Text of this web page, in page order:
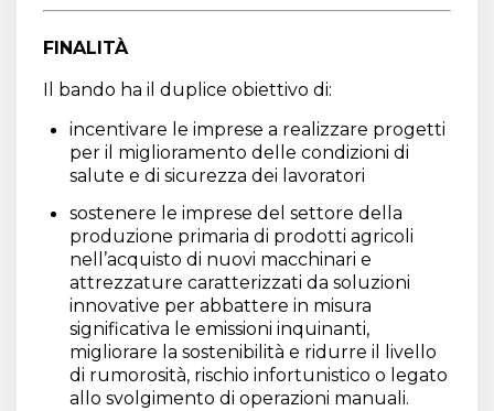
FINALITÀ
Il bando ha il duplice obiettivo di:
incentivare le imprese a realizzare progetti
per il miglioramento delle condizioni di
salute e di sicurezza dei lavoratori
sostenere le imprese del settore della
produzione primaria di prodotti agricoli
nell’acquisto di nuovi macchinari e
attrezzature caratterizzati da soluzioni
innovative per abbattere in misura
significativa le emissioni inquinanti,
migliorare la sostenibilità e ridurre il livello
di rumorosità, rischio infortunistico o legato
allo svolgimento di operazioni manuali.